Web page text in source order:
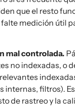
que el resto
falte medición útil
mal controlada.
no indexadas, o
internas, filtros).
de rastreo y la